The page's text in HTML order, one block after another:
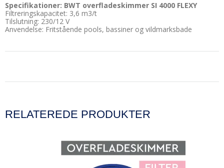
Specifikationer: BWT overfladeskimmer SI 4000 FLEXY
Filtreringskapacitet: 3,6 m3/t
Tilslutning: 230/12 V
Anvendelse: Fritstående pools, bassiner og vildmarksbade
RELATEREDE PRODUKTER